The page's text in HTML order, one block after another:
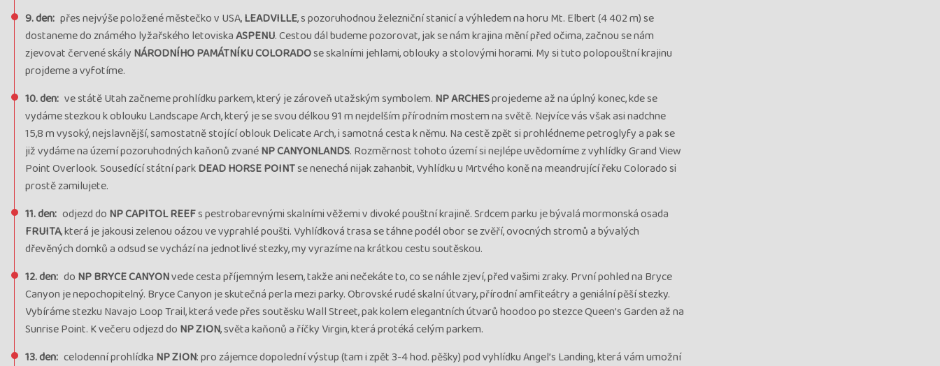
9. den: přes nejvýše položené městečko v USA,LEADVILLE, s pozoruhodnou železniční stanicí a výhledem na horu Mt. Elbert (4 402 m) se
dostaneme do známého lyžařského letoviskaASPENU. Cestou dál budeme pozorovat, jak se nám krajina mění před očima, začnou se nám
zjevovat červené skály NÁRODNÍHO PAMÁTNÍKU COLORADOse skalními jehlami, oblouky a stolovými horami. My si tuto polopouštní krajinu
projdeme a vyfotíme.
10. den: ve státě Utah začneme prohlídku parkem, který je zároveň utažským symbolem. NP ARCHESprojedeme až na úplný konec, kde se
vydáme stezkou k oblouku Landscape Arch, který je se svou délkou 91 m nejdelším přírodním mostem na světě. Nejvíce vás však asi nadchne
15,8 m vysoký, nejslavnější, samostatně stojící oblouk Delicate Arch, i samotná cesta k němu. Na cestě zpět si prohlédneme petroglyfy a pak se
již vydáme na území pozoruhodných kaňonů zvanéNP CANYONLANDS. Rozměrnost tohoto území si nejlépe uvědomíme z vyhlídky Grand View
Point Overlook. Sousedící státní parkDEAD HORSE POINTse nenechá nijak zahanbit, Vyhlídku u Mrtvého koně na meandrující řeku Colorado si
prostě zamilujete.
11. den: odjezd do NP CAPITOL REEFs pestrobarevnými skalními věžemi v divoké pouštní krajině. Srdcem parku je bývalá mormonská osada
FRUITA, která je jakousi zelenou oázou ve vyprahlé poušti. Vyhlídková trasa se táhne podél obor se zvěří, ovocných stromů a bývalých
dřevěných domků a odsud se vychází na jednotlivé stezky, my vyrazíme na krátkou cestu soutěskou.
12. den: do NP BRYCE CANYONvede cesta příjemným lesem, takže ani nečekáte to, co se náhle zjeví, před vašimi zraky. První pohled na Bryce
Canyon je nepochopitelný. Bryce Canyon je skutečná perla mezi parky. Obrovské rudé skalní útvary, přírodní amfiteátry a geniální pěší stezky.
Vybíráme stezku Navajo Loop Trail, která vede přes soutěsku Wall Street, pak kolem elegantních útvarů hoodoo po stezce Queen’s Garden až na
Sunrise Point. K večeru odjezd do NP ZION, světa kaňonů a říčky Virgin, která protéká celým parkem.
13. den: celodenní prohlídka NP ZION: pro zájemce dopolední výstup (tam i zpět 3-4 hod. pěšky) pod vyhlídku Angel’s Landing, která vám umožní